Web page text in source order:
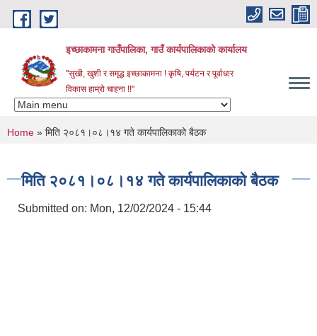
Skip to main content
इच्छाकामना गाउँपालिका, गाउँ कार्यपालिकाको कार्यालय
"सुखी, खुशी र समृद्ध इच्छाकामना ! कृषि, पर्यटन र पूर्वाधार
विकास हाम्रो चाहना !!"
You are here
Home » मिति २०८१।०८।१४ गते कार्यपालिकाको बैठक
मिति २०८१।०८।१४ गते कार्यपालिकाको बैठक
Submitted on: Mon, 12/02/2024 - 15:44